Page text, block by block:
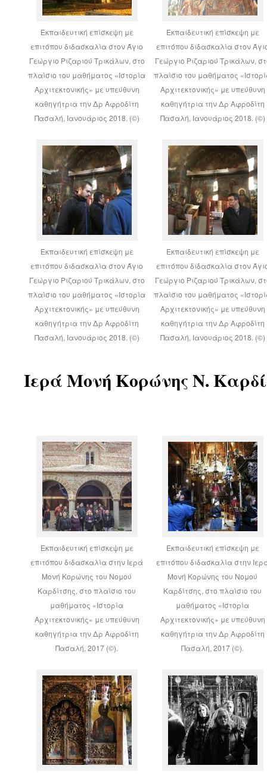
Εκπαιδευτική επίσκεψη με
επιτόπου διδασκαλία στον Άγιο
Γεώργιο Ριζαριού Τρικάλων, στο
πλαίσιο του μαθήματος «Ιστορία
Αρχιτεκτονικής» με υπεύθυνη
καθηγήτρια την Δρ Αφροδίτη
Πασαλή, Ιανουάριος 2018. (©)
Εκπαιδευτική επίσκεψη με
επιτόπου διδασκαλία στον
Γεώργιο Ριζαριού Τρικάλων,
πλαίσιο του μαθήματος
Αρχιτεκτονικής» με υπεύθυνη
καθηγήτρια την Δρ Αφροδίτη
Πασαλή, Ιανουάριος 2018. (©)
Εκπαιδευτική επίσκεψη με
επιτόπου διδασκαλία στον Άγιο
Γεώργιο Ριζαριού Τρικάλων, στο
πλαίσιο του μαθήματος «Ιστορία
Αρχιτεκτονικής» με υπεύθυνη
καθηγήτρια την Δρ Αφροδίτη
Πασαλή, Ιανουάριος 2018. (©)
Εκπαιδευτική επίσκεψη με
επιτόπου διδασκαλία στον
Γεώργιο Ριζαριού Τρικάλων,
πλαίσιο του μαθήματος
Αρχιτεκτονικής» με υπεύθυνη
καθηγήτρια την Δρ Αφροδίτη
Πασαλή, Ιανουάριος 2018. (©)
Ιερά Μονή Κορώνης Ν.
Εκπαιδευτική επίσκεψη με
επιτόπου διδασκαλία στην Ιερά
Μονή Κορώνης του Νομού
Καρδίτσης, στο πλαίσιο του
μαθήματος «Ιστορία
Αρχιτεκτονικής» με υπεύθυνη
καθηγήτρια την Δρ Αφροδίτη
Πασαλή, 2017 (©).
Εκπαιδευτική επίσκεψη με
επιτόπου διδασκαλία στην
Μονή Κορώνης του Νομού
Καρδίτσης, στο πλαίσιο του
μαθήματος «Ιστορία
Αρχιτεκτονικής» με υπεύθυνη
καθηγήτρια την Δρ Αφροδίτη
Πασαλή, 2017 (©).